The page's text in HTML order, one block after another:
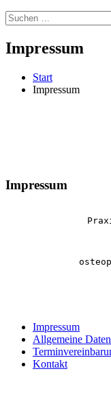
Suchen
nach:
Impressum
Start
Impressum
Impressum
Impressum
Allgemeine
Kontakt